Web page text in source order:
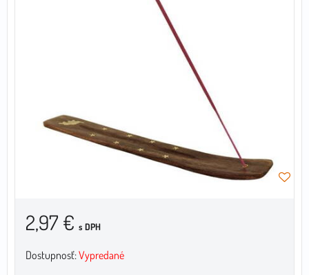
2,97 € s DPH
Dostupnosť:Vypredané